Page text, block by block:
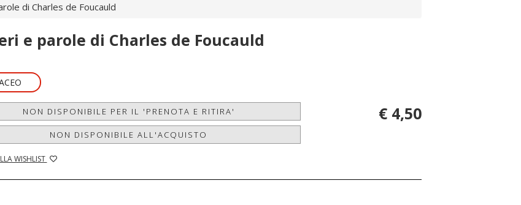
di Charles de Foucauld
e parole di Charles de Foucauld
NON DISPONIBILE PER IL 'PRENOTA E RITIRA'
NON DISPONIBILE ALL'ACQUISTO
WISHLIST
€ 4,50